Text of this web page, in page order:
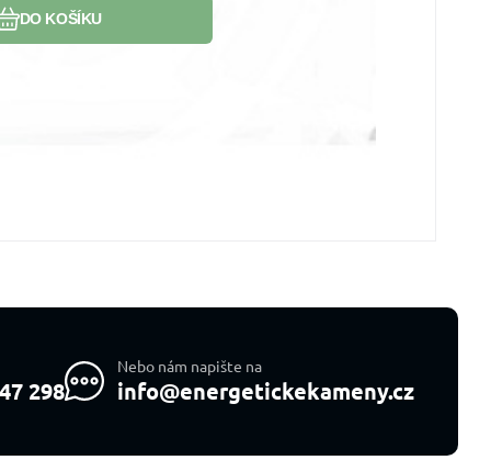
DO KOŠÍKU
298
Nebo nám napište na
info@energetickekameny.cz